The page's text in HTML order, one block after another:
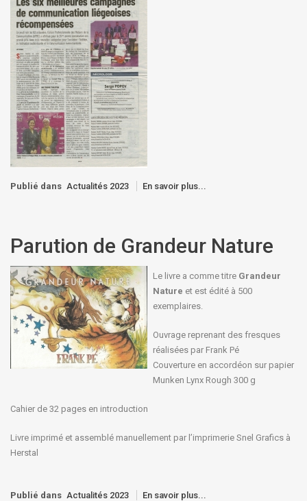
Publié dans Actualités 2023 En savoir plus...
Parution de Grandeur Nature
Le livre a comme titre Grandeur
Nature et est édité à 500
exemplaires.
Ouvrage reprenant des fresques
réalisées par Frank Pé
Couverture en accordéon sur papier
Munken Lynx Rough 300 g
Cahier de 32 pages en introduction
Livre imprimé et assemblé manuellement par l’imprimerie Snel Grafics à
Herstal
Publié dans Actualités 2023 En savoir plus...